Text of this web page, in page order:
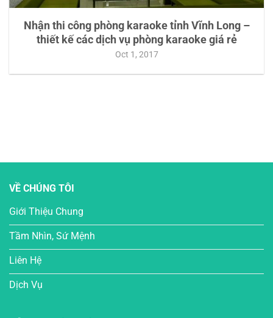
Nhận thi công phòng karaoke tỉnh Vĩnh Long –
thiết kế các dịch vụ phòng karaoke giá rẻ
Oct 1, 2017
VỀ CHÚNG TÔI
Giới Thiệu Chung
Tầm Nhìn, Sứ Mệnh
Liên Hệ
Dịch Vụ